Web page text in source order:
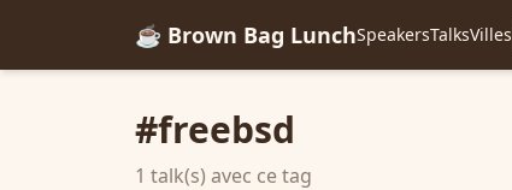
☕ Brown Bag LunchSpeakersTalksVilles
#freebsd
1 talk(s) avec ce tag